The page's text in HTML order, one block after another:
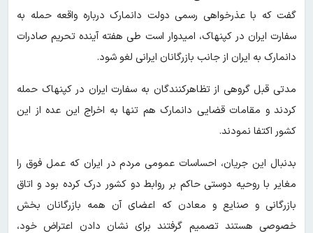
گفت که با عذرخواهی رسمی دولت دانمارک درباره واقعه حمله به
سفارت ایران در کپنهاک، امیدوار است طی هفته آینده تحریم صادرات
دانمارک‌ به ایران از جانب بازرگانان ایرانی‌ لغو شود.
مدتی قبل گروهی از تظاهرکنندگان به سفارت ایران در کپنهاک حمله
کردند و مقامات قضایی دانمارک هم تنها به اخراج این عده از این
کشور اکتفا نمودند.
بدنبال این جریان، احساسات عمومی مردم در ایران که عمل فوق را
مغایر با روحیه دوستی حاکم بر روابط دو کشور درک کرده بود و اتاق
بازرگانی و صنایع و معادن که اعضای آن همه بازرگانان بخش
خصوصی هستند تصمیم گرفتند برای نشان دادن اعتراض خود،